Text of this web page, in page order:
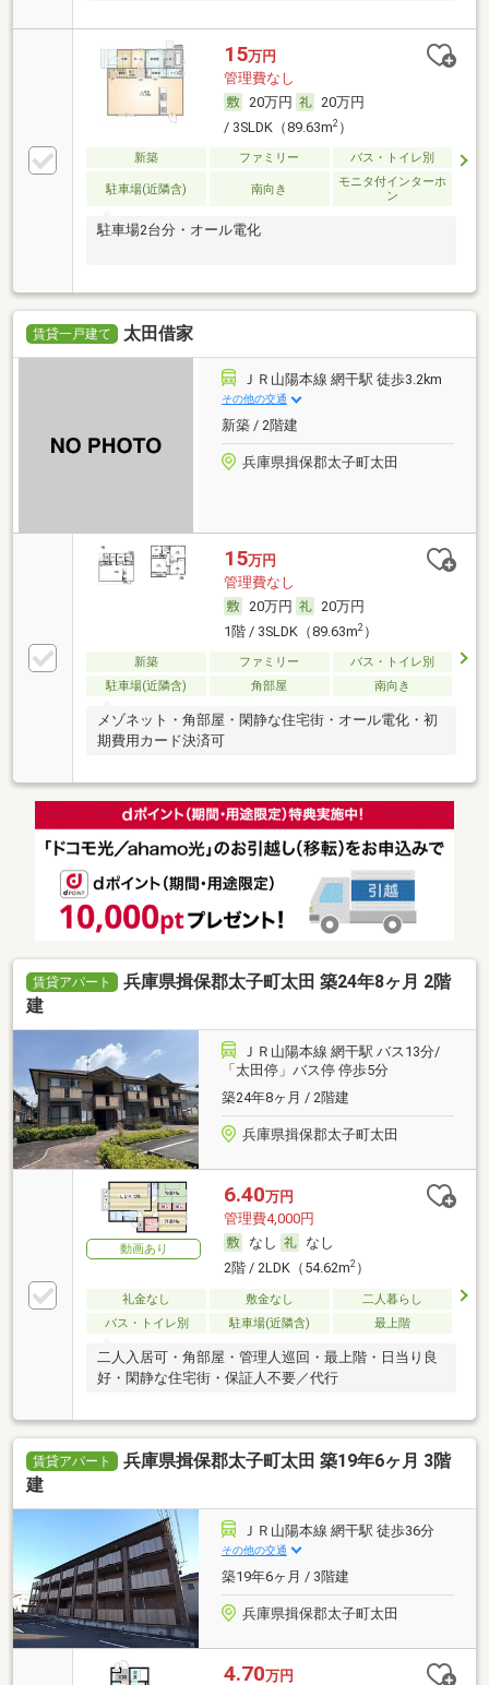
15万円
管理費なし
20万円
20万円
/ 3SLDK（89.63m2）
新築 ファミリー バス・トイレ別
駐車場(近隣含) 南向き
モニタ付インターホ
ン
駐車場2台分・オール電化
賃貸一戸建て 太田借家
ＪＲ山陽本線 網干駅 徒歩3.2km
その他の交通
新築 / 2階建
兵庫県揖保郡太子町太田
15万円
管理費なし
20万円
20万円
1階 / 3SLDK（89.63m2）
新築 ファミリー
バス・トイレ別
駐車場(近隣含)
角部屋 南向き
メゾネット・角部屋・閑静な住宅街・オール電化・初
期費用カード決済可
賃貸アパート
兵庫県揖保郡太子町太田 築24年8ヶ月 2階
建
ＪＲ山陽本線 網干駅 バス13分/
「太田停」バス停 停歩5分
築24年8ヶ月 / 2階建
兵庫県揖保郡太子町太田
動画あり
6.40万円
管理費4,000円
なし
なし
2階 / 2LDK（54.62m2）
礼金なし 敷金なし
二人暮らし
バス・トイレ別
駐車場(近隣含) 最上階
二人入居可・角部屋・管理人巡回・最上階・日当り良
好・閑静な住宅街・保証人不要／代行
賃貸アパート
兵庫県揖保郡太子町太田 築19年6ヶ月 3階
建
ＪＲ山陽本線 網干駅 徒歩36分
その他の交通
築19年6ヶ月 / 3階建
兵庫県揖保郡太子町太田
4.70万円